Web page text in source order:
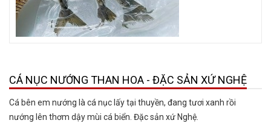
CÁ NỤC NƯỚNG THAN HOA - ĐẶC SẢN XỨ NGHỆ
Cá bên em nướng là cá nục lấy tại thuyền, đang tươi xanh rồi
nướng lên thơm dậy mùi cá biển. Đặc sản xứ Nghệ.